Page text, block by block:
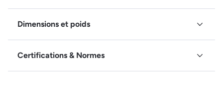
Dimensions et poids
Certifications & Normes